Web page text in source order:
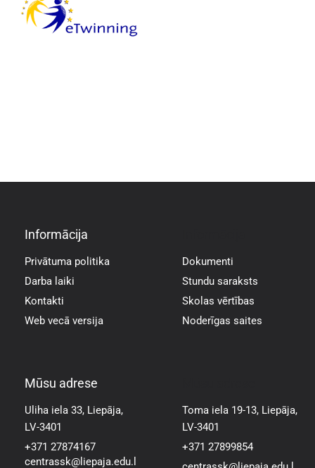
Informācija
Privātuma politika
Darba laiki
Kontakti
Web vecā versija
Dokumenti
Stundu saraksts
Skolas vērtības
Noderīgas saites
Mūsu adrese
Uliha iela 33, Liepāja,
LV-3401
+371 27874167
centrassk@liepaja.edu.l
Toma iela 19-13, Liepāja,
LV-3401
+371 27899854